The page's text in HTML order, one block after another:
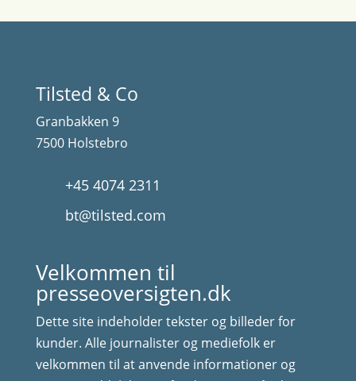
Tilsted & Co
Granbakken 9
7500 Holstebro
+45 4074 2311
bt@tilsted.com
Velkommen til
presseoversigten.dk
Dette site indeholder tekster og billeder for
kunder. Alle journalister og mediefolk er
velkommen til at anvende informationer og